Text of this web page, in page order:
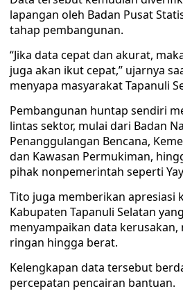
lapangan oleh Badan Pusat
tahap pembangunan.
“Jika data cepat dan akurat,
juga akan ikut cepat,” ujarnya
menyapa masyarakat Tapanuli
Pembangunan huntap sendiri
lintas sektor, mulai dari Badan
Penanggulangan Bencana,
dan Kawasan Permukiman,
pihak nonpemerintah seperti
Tito juga memberikan apresiasi
Kabupaten Tapanuli Selatan
menyampaikan data
ringan hingga berat.
Kelengkapan data tersebut
percepatan pencairan bantuan.